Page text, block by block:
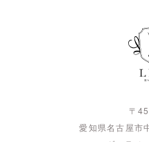
〒
愛知県名古屋市